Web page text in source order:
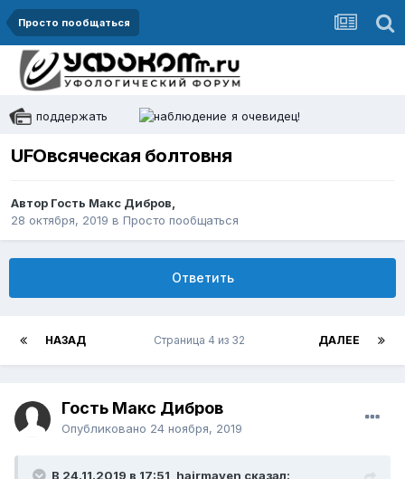
Просто пообщаться
поддержать я очевидец!
UFOвсяческая болтовня
Автор Гость Макс Дибров,
28 октября, 2019 в Просто пообщаться
Ответить
НАЗАД ДАЛЕЕ
Страница 4 из 32
Гость Макс Дибров
Опубликовано 24 ноября, 2019
В 24.11.2019 в 17:51, hairmaven сказал: